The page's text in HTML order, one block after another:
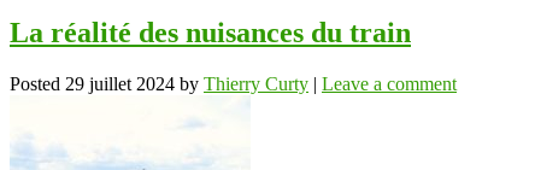
La réalité des nuisances du train
Posted 29 juillet 2024 by Thierry Curty | Leave a comment